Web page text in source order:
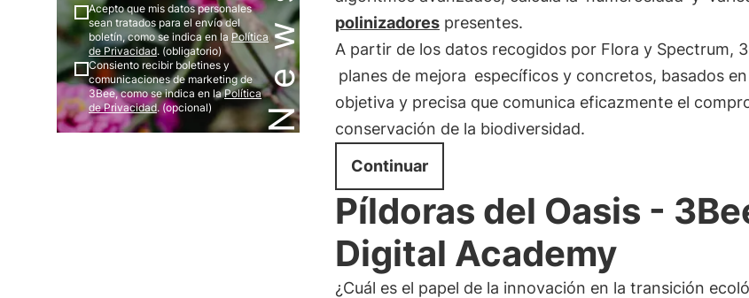
Acepto que mis datos personales
sean tratados para el envío del
boletín, como se indica en la Política
de Privacidad. (obligatorio)
Consiento recibir boletines y
comunicaciones de marketing de
3Bee, como se indica en laPolítica
de Privacidad. (opcional)
polinizadorespresentes.
A partir de los datos recogidos por Flora y Spectrum,
planes de mejora específicos y concretos, basados
objetiva y precisa que comunica eficazmente el
conservación de la biodiversidad.
Continuar
Píldoras del Oasis -
Digital Academy
¿Cuál es el papel de la innovación en la transición